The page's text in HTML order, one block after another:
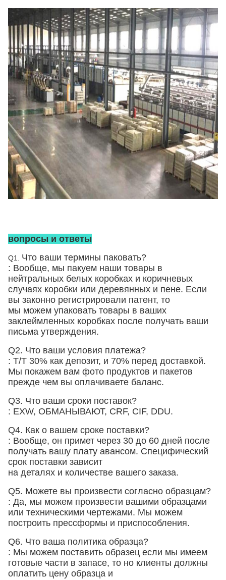
вопросы и ответы
Q1. Что ваши термины паковать?
: Вообще, мы пакуем наши товары в
нейтральных белых коробках и коричневых
случаях коробки или деревянных и пене. Если
вы законно регистрировали патент, то
мы можем упаковать товары в ваших
заклеймленных коробках после получать ваши
письма утверждения.
Q2. Что ваши условия платежа?
: T/T 30% как депозит, и 70% перед доставкой.
Мы покажем вам фото продуктов и пакетов
прежде чем вы оплачиваете баланс.
Q3. Что ваши сроки поставок?
: EXW, ОБМАНЫВАЮТ, CRF, CIF, DDU.
Q4. Как о вашем сроке поставки?
: Вообще, он примет через 30 до 60 дней после
получать вашу плату авансом. Специфический
срок поставки зависит
на деталях и количестве вашего заказа.
Q5. Можете вы произвести согласно образцам?
: Да, мы можем произвести вашими образцами
или техническими чертежами. Мы можем
построить прессформы и приспособления.
Q6. Что ваша политика образца?
: Мы можем поставить образец если мы имеем
готовые части в запасе, то но клиенты должны
оплатить цену образца и